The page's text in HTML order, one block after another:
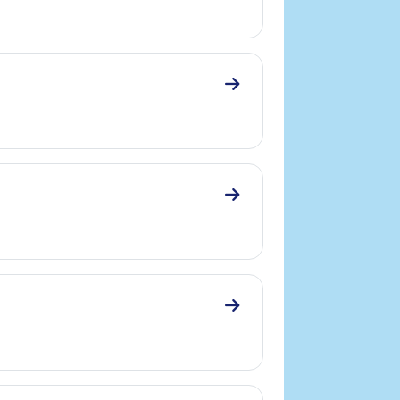
Zum Abschnitt 7. Quiz
Zum Abschnitt 8.
Zum Abschnitt 9.